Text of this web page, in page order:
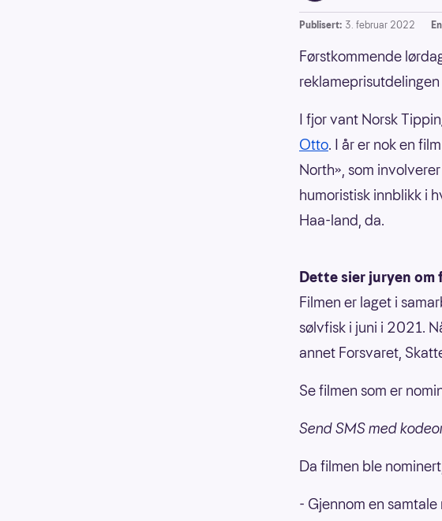
Publisert: 3. februar 2022
Førstkommende
I fjor vant Norsk
Otto. I år er nok en
North», som
humoristisk innblikk i
Haa-land, da.
Dette sier juryen om
Filmen er laget i
sølvfisk i juni i 2021.
annet Forsvaret,
Se filmen som er
Send SMS med
Da filmen ble
- Gjennom en